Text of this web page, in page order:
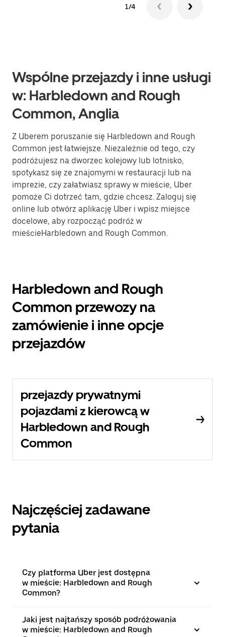
1/4
Wspólne przejazdy i inne usługi
w: Harbledown and Rough
Common, Anglia
Z Uberem poruszanie się Harbledown and Rough
Common jest łatwiejsze. Niezależnie od tego, czy
podróżujesz na dworzec kolejowy lub lotnisko,
spotykasz się ze znajomymi w restauracji lub na
imprezie, czy załatwiasz sprawy w mieście, Uber
pomoże Ci dotrzeć tam, gdzie chcesz. Zaloguj się
online lub otwórz aplikację Uber i wpisz miejsce
docelowe, aby rozpocząć podróż w
mieścieHarbledown and Rough Common.
Harbledown and Rough
Common przewozy na
zamówienie i inne opcje
przejazdów
przejazdy prywatnymi
pojazdami z kierowcą w
Harbledown and Rough
Common
Najczęściej zadawane
pytania
Czy platforma Uber jest dostępna
w mieście: Harbledown and Rough
Common?
Jaki jest najtańszy sposób podróżowania
w mieście: Harbledown and Rough